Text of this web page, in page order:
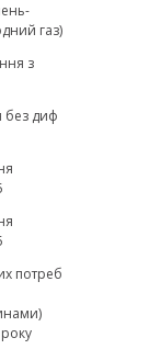
газ)
з
без диф
потреб